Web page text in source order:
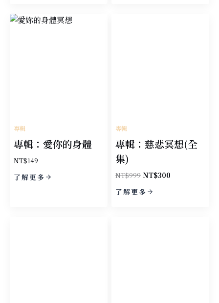
專輯
專輯：愛你的身體
NT$149
了解更多
專輯
專輯：慈悲冥想(全
集)
NT$999 原
價
NT$300
了解更多